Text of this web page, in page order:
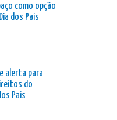
como opção
dos Pais
alerta para
do
Pais